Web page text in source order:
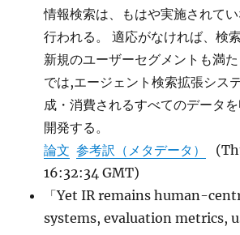
情報検索は、もはや実施されて
行われる。 適応がなければ、検
新規のユーザーセグメントも満
では,エージェント検索拡張シス
成・消費されるすべてのデータ
開発する。
論文 参考訳（メタデータ）
16:32:34 GMT)
「Yet IR remains human-
systems, evaluation metrics,